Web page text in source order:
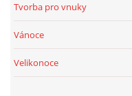
Tvorba pro vnuky
Vánoce
Velikonoce